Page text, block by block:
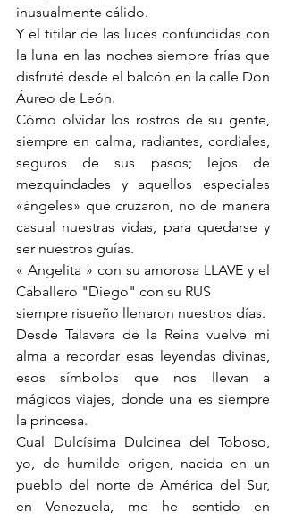
inusualmente cálido.
Y el titilar de las luces confundidas con
la luna en las noches siempre frías que
disfruté desde el balcón en la calle Don
Áureo de León.
Cómo olvidar los rostros de su gente,
siempre en calma, radiantes, cordiales,
seguros de sus pasos; lejos de
mezquindades y aquellos especiales
«ángeles» que cruzaron, no de manera
casual nuestras vidas, para quedarse y
ser nuestros guías.
« Angelita » con su amorosa LLAVE y el
Caballero "Diego" con su RUS
siempre risueño llenaron nuestros días.
Desde Talavera de la Reina vuelve mi
alma a recordar esas leyendas divinas,
esos símbolos que nos llevan a
mágicos viajes, donde una es siempre
la princesa.
Cual Dulcísima Dulcinea del Toboso,
yo, de humilde origen, nacida en un
pueblo del norte de América del Sur,
en Venezuela, me he sentido en